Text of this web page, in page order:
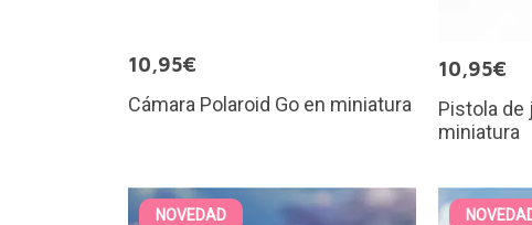
10,95€
Cámara Polaroid Go en miniatura
10,95€
Pistola de
miniatura
NOVEDAD